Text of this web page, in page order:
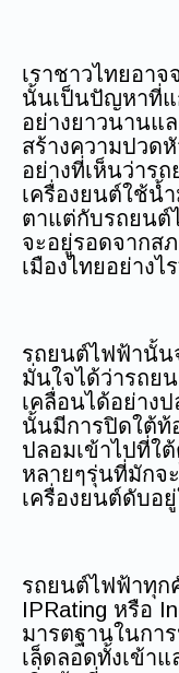
เราชาวไทยอา
นั้นเป็นปัญหาที่แ
อย่างยาวนานแ
สร้างความปวด
อย่างที่เห็นว่าร
เครื่องยนต์ใช้
ตาแต่กับรถยนต์
จะอยู่รอดจากส
เมืองไทยอย่างไ
รถยนต์ไฟฟ้านั้น
มั่นใจได้ว่ารถย
เคลื่อนได้อย่าง
นั้นมีการปิดใต้ท้
ปลอมเข้าไปที่ใ
หลายๆรุ่นที่มักจ
เครื่องยนต์ดับอ
รถยนต์ไฟฟ้าทุก
IPRating หรือ
มารตฐานในกา
เล็ดลอดทั้งเข้า